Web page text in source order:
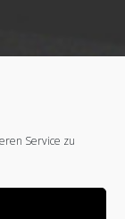
Service zu